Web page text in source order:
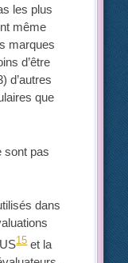
les plus
même
marques
d’être
d’autres
que
sont pas
dans
15et la